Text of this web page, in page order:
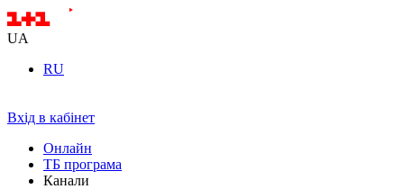
UA
RU
Вхід в кабінет
Онлайн
ТБ програма
Канали